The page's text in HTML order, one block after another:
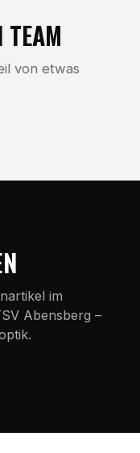
TEAM
von etwas
im
Abensberg –